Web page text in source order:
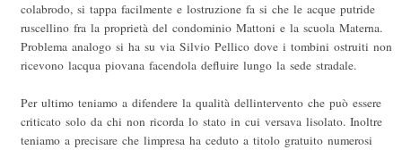
colabrodo, si tappa facilmente e lostruzione fa si che le acque putride
ruscellino fra la proprietà del condominio Mattoni e la scuola Materna.
Problema analogo si ha su via Silvio Pellico dove i tombini ostruiti non
ricevono lacqua piovana facendola defluire lungo la sede stradale.
Per ultimo teniamo a difendere la qualità dellintervento che può essere
criticato solo da chi non ricorda lo stato in cui versava lisolato. Inoltre
teniamo a precisare che limpresa ha ceduto a titolo gratuito numerosi